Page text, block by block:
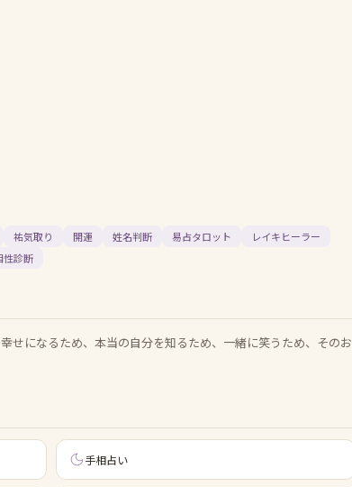
祐気取り 開運 姓名判断 易占タロット
レイキヒーラー
性診断
せになるため、本当の自分を知るため、一緒に笑うため、そのお
手相占い